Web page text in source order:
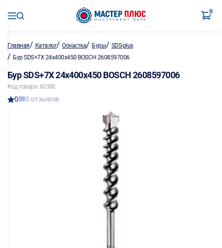
0
Главная/ Каталог/Оснастка/ Буры/ SDS-plus
/ Бур SDS+7X 24х400х450 BOSCH 2608597006
Бур SDS+7X 24х400х450 BOSCH 2608597006
Код товара: 60388
0 0 отзывов